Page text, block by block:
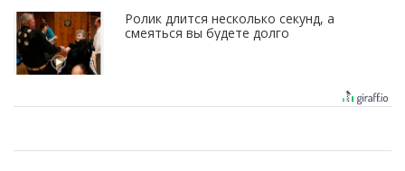
Ролик длится несколько секунд, а
смеяться вы будете долго